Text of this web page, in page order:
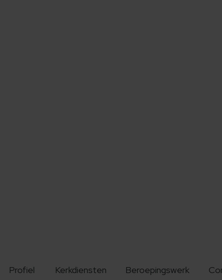
Profiel Kerkdiensten Beroepingswerk